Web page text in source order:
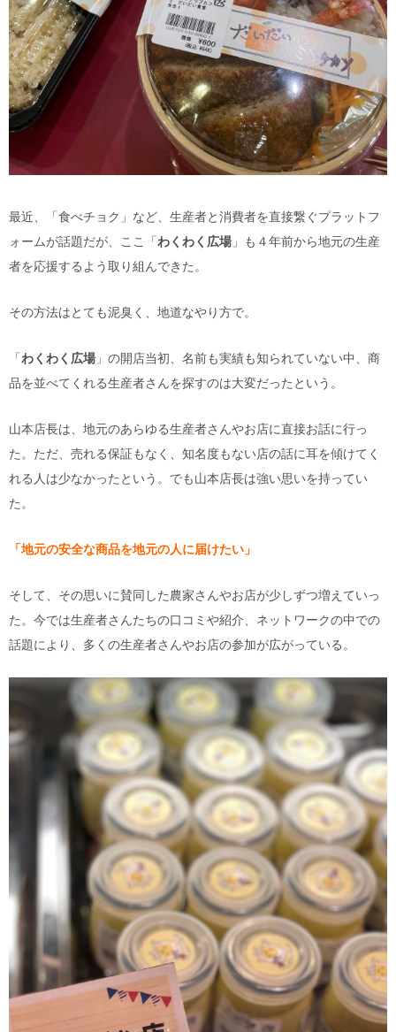
最近、「食べチョク」など、生産者と消費者を直接繋ぐプラットフ
ォームが話題だが、ここ「わくわく広場 」も４年前から地元の生産
者を応援するよう取り組んできた。
その方法はとても泥臭く、地道なやり方で。
「わくわく広場 」の開店当初、名前も実績も知られていない中、商
品を並べてくれる生産者さんを探すのは大変だったという。
山本店長は、地元のあらゆる生産者さんやお店に直接お話に行っ
た。ただ、売れる保証もなく、知名度もない店の話に耳を傾けてく
れる人は少なかったという。でも山本店長は強い思いを持ってい
た。
「地元の安全な商品を地元の人に届けたい」
そして、その思いに賛同した農家さんやお店が少しずつ増えていっ
た。今では生産者さんたちの口コミや紹介、ネットワークの中での
話題により、多くの生産者さんやお店の参加が広がっている。